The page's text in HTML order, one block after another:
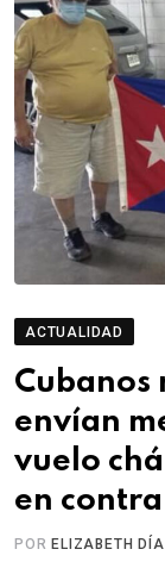
ACTUALIDAD
Cubanos
envían
vuelo
en
PORELIZABETH